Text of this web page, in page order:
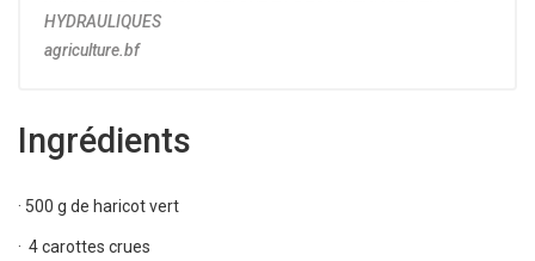
HYDRAULIQUES
agriculture.bf
Ingrédients
· 500 g de haricot vert
· 4 carottes crues